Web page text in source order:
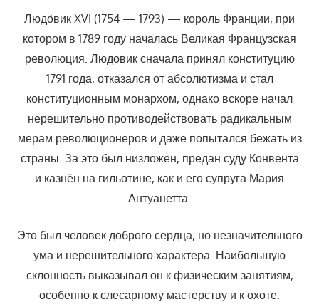
Людо́вик XVI (1754 — 1793) — король Франции, при
котором в 1789 году началась Великая Французская
революция. Людовик сначала принял конституцию
1791 года, отказался от абсолютизма и стал
конституционным монархом, однако вскоре начал
нерешительно противодействовать радикальным
мерам революционеров и даже попытался бежать из
страны. За это был низложен, предан суду Конвента
и казнён на гильотине, как и его супруга Мария
Антуанетта.
Это был человек доброго сердца, но незначительного
ума и нерешительного характера. Наибольшую
склонность выказывал он к физическим занятиям,
особенно к слесарному мастерству и к охоте.